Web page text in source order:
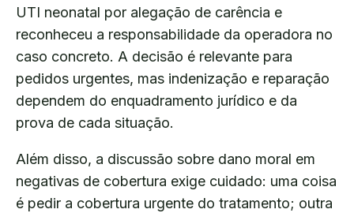
UTI neonatal por alegação de carência e
reconheceu a responsabilidade da operadora no
caso concreto. A decisão é relevante para
pedidos urgentes, mas indenização e reparação
dependem do enquadramento jurídico e da
prova de cada situação.
Além disso, a discussão sobre dano moral em
negativas de cobertura exige cuidado: uma coisa
é pedir a cobertura urgente do tratamento; outra